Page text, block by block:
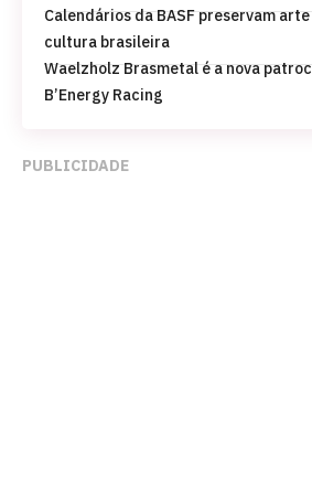
Calendários da BASF preservam
cultura brasileira
Waelzholz Brasmetal é a nova
B’Energy Racing
PUBLICIDADE